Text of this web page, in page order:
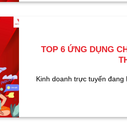
TOP 6 ỨNG DỤNG
Kinh doanh trực tuyến